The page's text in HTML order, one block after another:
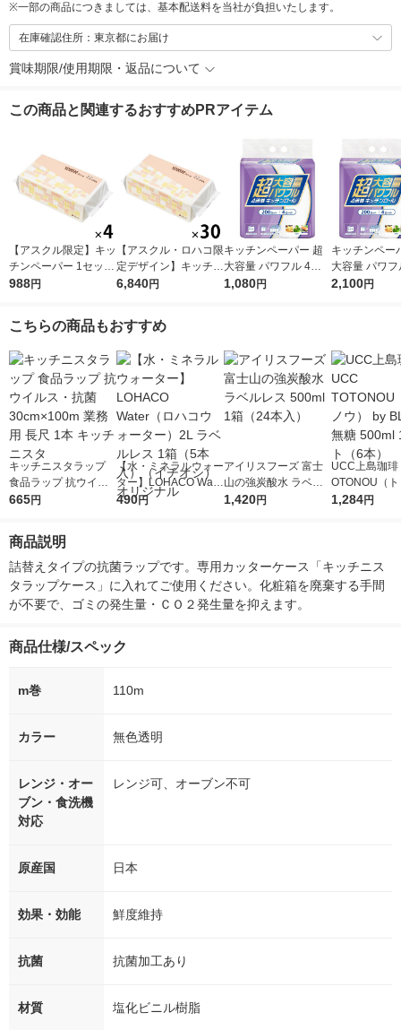
※一部の商品につきましては、基本配送料を当社が負担いたします。
在庫確認住所：東京都にお届け
賞味期限/使用期限・返品について
この商品と関連するおすすめPRアイテム
【アスクル限定】キッ
チンペーパー 1セット
（200組×4）スコッテ
タオル 日本製紙クレ
988円
【アスクル・ロハコ限
定デザイン】キッチン
ペーパー スコッティ
ン 200枚×30個 日本
6,840円
キッチンペーパー 超
大容量 パワフル 4倍
巻 キッチンロール 1
1,080円
キッチンペー
大容量 パワ
巻 キッチンロ
2,100円
こちらの商品もおすすめ
キッチニスタラップ
食品ラップ 抗ウイル
ス・抗菌 30cm×100m
665円
【水・ミネラルウォー
ター】LOHACO Wate
r（ロハコウォータ
490円
アイリスフーズ 富士
山の強炭酸水 ラベル
レス 500ml 1箱（24
1,420円
UCC上島珈琲
OTONOU（
ウ） by
1,284円
商品説明
詰替えタイプの抗菌ラップです。専用カッターケース「キッチニス
タラップケース」に入れてご使用ください。化粧箱を廃棄する手間
が不要で、ゴミの発生量・ＣＯ２発生量を抑えます。
商品仕様/スペック
m巻 110m
カラー 無色透明
レンジ・オー
ブン・食洗機
対応
レンジ可、オーブン不可
原産国 日本
効果・効能 鮮度維持
抗菌 抗菌加工あり
材質 塩化ビニル樹脂